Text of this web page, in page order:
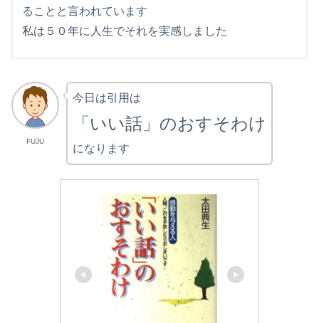
ることと言われています
私は５０年に人生でそれを実感しました
FUJU
今日は引用は
「いい話」のおすそわけ
になります